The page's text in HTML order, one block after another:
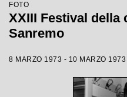
FOTO
XXIII Festival della
Sanremo
8 MARZO 1973 - 10 MARZO 1973